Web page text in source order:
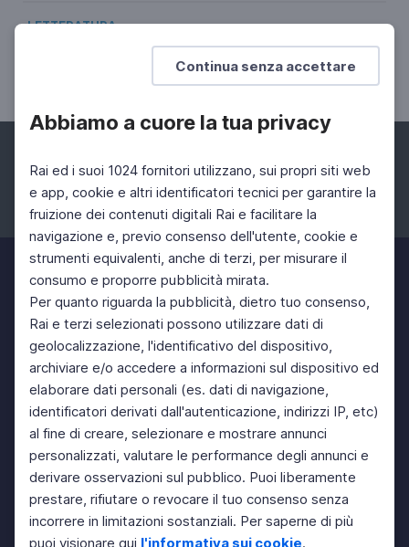
Continua senza accettare
Abbiamo a cuore la tua privacy
Rai ed i suoi 1024 fornitori utilizzano, sui propri siti web
e app, cookie e altri identificatori tecnici per garantire la
fruizione dei contenuti digitali Rai e facilitare la
navigazione e, previo consenso dell'utente, cookie e
strumenti equivalenti, anche di terzi, per misurare il
consumo e proporre pubblicità mirata.
Per quanto riguarda la pubblicità, dietro tuo consenso,
Rai e terzi selezionati possono utilizzare dati di
geolocalizzazione, l'identificativo del dispositivo,
archiviare e/o accedere a informazioni sul dispositivo ed
elaborare dati personali (es. dati di navigazione,
identificatori derivati dall'autenticazione, indirizzi IP, etc)
al fine di creare, selezionare e mostrare annunci
personalizzati, valutare le performance degli annunci e
derivare osservazioni sul pubblico. Puoi liberamente
prestare, rifiutare o revocare il tuo consenso senza
incorrere in limitazioni sostanziali. Per saperne di più
puoi visionare qui l'informativa sui cookie.
LETTERATURA
Giulio Maira, Il telaio umano
Brevi lezioni sul cervello
Facebook Instagram Twitter